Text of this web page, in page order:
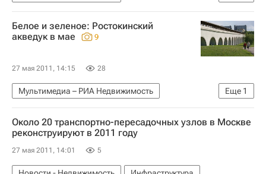
Судьба проекта "Кутузовская миля" в Москве
Жилье
Белое и зеленое: Ростокинский
акведук в мае
9
27 мая 2011, 14:15 28
Еще 1
Мультимедиа – РИА Недвижимость
Мультимедиа
Около 20 транспортно-пересадочных узлов в Москве
реконструируют в 2011 году
27 мая 2011, 14:01 5